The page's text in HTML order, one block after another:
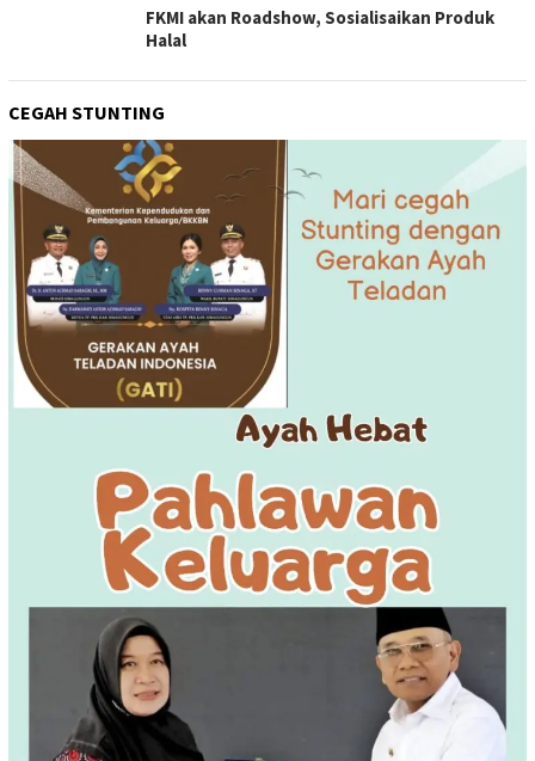
FKMI akan Roadshow, Sosialisaikan Produk
Halal
CEGAH STUNTING